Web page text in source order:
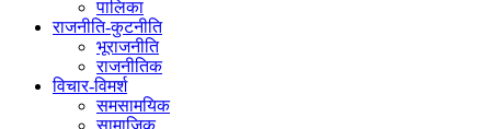
पालिका
राजनीति-कुटनीति
भूराजनीति
राजनीतिक
विचार-विमर्श
समसामयिक